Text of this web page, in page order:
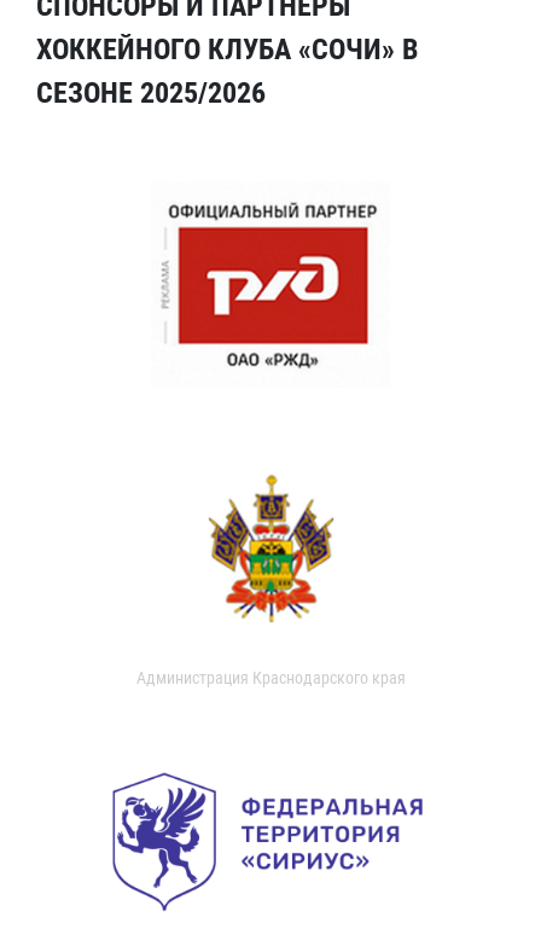
ХОККЕЙНОГО КЛУБА «СОЧИ» В
СЕЗОНЕ 2025/2026
Администрация Краснодарского края